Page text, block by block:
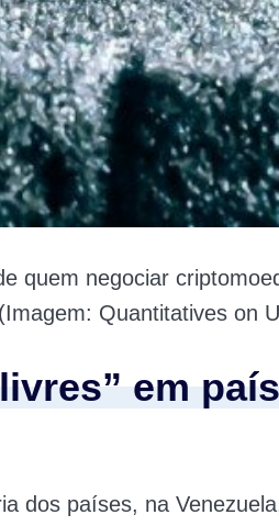
quem negociar
Quantitatives on
em
dos países, na